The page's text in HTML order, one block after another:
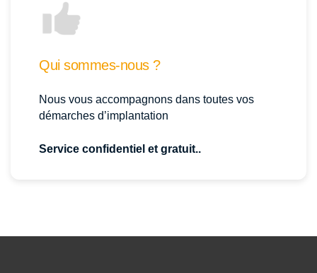
Qui sommes-nous ?
Nous vous accompagnons dans toutes vos
démarches d’implantation
Service confidentiel et gratuit..